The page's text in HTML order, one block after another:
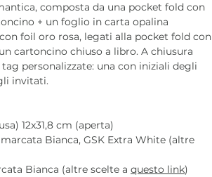
composta da una pocket fold con
+ un foglio in carta opalina
foil oro rosa, legati alla pocket fold con
cartoncino chiuso a libro. A chiusura
personalizzate: una con iniziali degli
invitati.
12x31,8 cm (aperta)
Bianca, GSK Extra White (altre
Bianca (altre scelte a questo link)